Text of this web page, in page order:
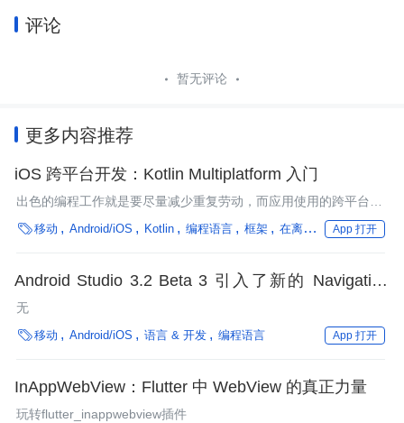
评论
暂无评论
更多内容推荐
iOS 跨平台开发：Kotlin Multiplatform 入门
出色的编程工作就是要尽量减少重复劳动，而应用使用的跨平台共
享代码越多，重复劳动越少，代码质量也就越高。
移动 Android/iOS Kotlin 编程语言 框架 在离线混部 企业动态
App 打开
Android Studio 3.2 Beta 3 引入了新的 Navigation
Editor、Android App Bundle 等特性
无
移动 Android/iOS 语言 & 开发 编程语言 App 打开
InAppWebView：Flutter 中 WebView 的真正力量
玩转flutter_inappwebview插件